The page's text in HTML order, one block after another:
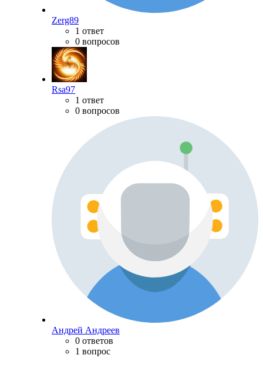
Zerg89
1 ответ
0 вопросов
Rsa97
1 ответ
0 вопросов
Андрей Андреев
0 ответов
1 вопрос